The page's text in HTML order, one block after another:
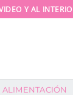
Y AL
ALIMENTACIÓN